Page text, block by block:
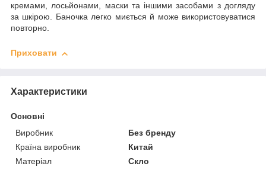
кремами, лосьйонами, маски та іншими засобами з догляду
за шкірою. Баночка легко миється й може використовуватися
повторно.
Приховати
Характеристики
Основні
Виробник
Без бренду
Країна виробник
Китай
Матеріал
Скло